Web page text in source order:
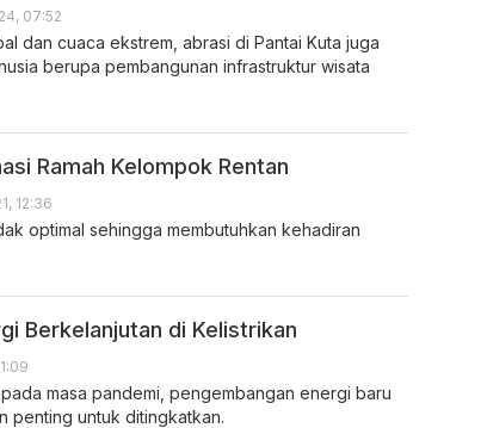
07:52
dan cuaca ekstrem, abrasi di Pantai Kuta juga
berupa pembangunan infrastruktur wisata
Ramah Kelompok Rentan
12:36
optimal sehingga membutuhkan kehadiran
Berkelanjutan di Kelistrikan
masa pandemi, pengembangan energi baru
penting untuk ditingkatkan.